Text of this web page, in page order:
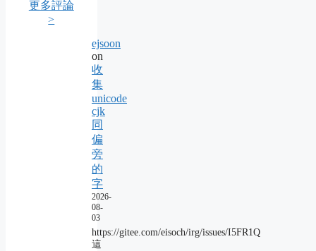
更多評論
>
ejsoon
on
收
集
unicode
cjk
同
偏
旁
的
字
2026-
08-
03
https://gitee.com/eisoch/irg/issues/I5FR1Q
這